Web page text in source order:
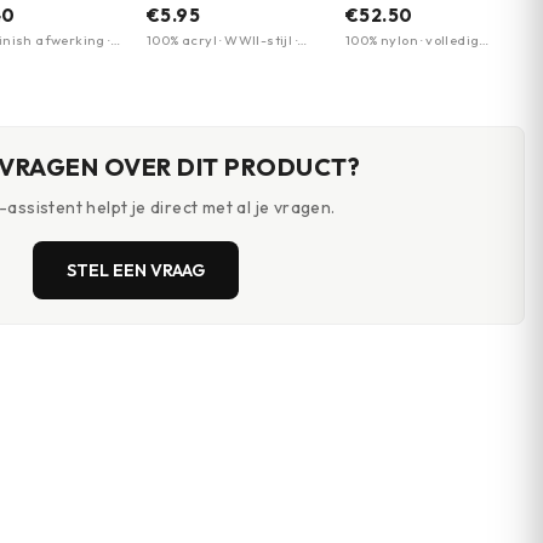
afwerking ·
Meerdere kleuren
€5.95
100% acryl · WWII-stijl ·
Garments
€52.50
100% nylon · volledig
OVER DIT PRODUCT?
assistent helpt je direct met al je vragen.
STEL EEN VRAAG